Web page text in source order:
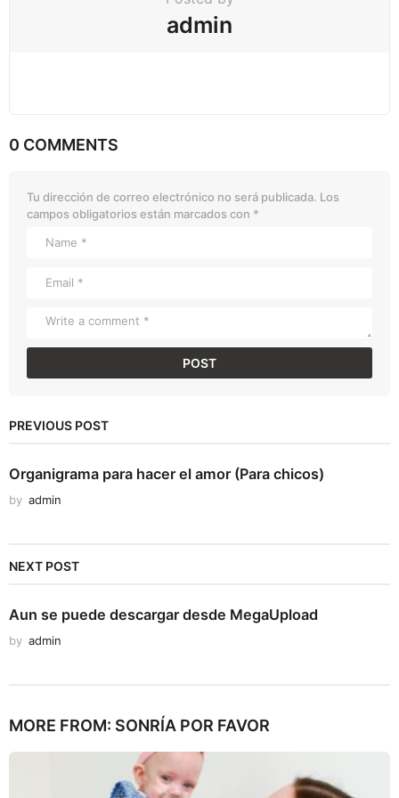
admin
0 COMMENTS
Tu dirección de correo electrónico no será publicada. Los
campos obligatorios están marcados con *
PREVIOUS POST
Organigrama para hacer el amor (Para chicos)
by admin
NEXT POST
Aun se puede descargar desde MegaUpload
by admin
MORE FROM: SONRÍA POR FAVOR